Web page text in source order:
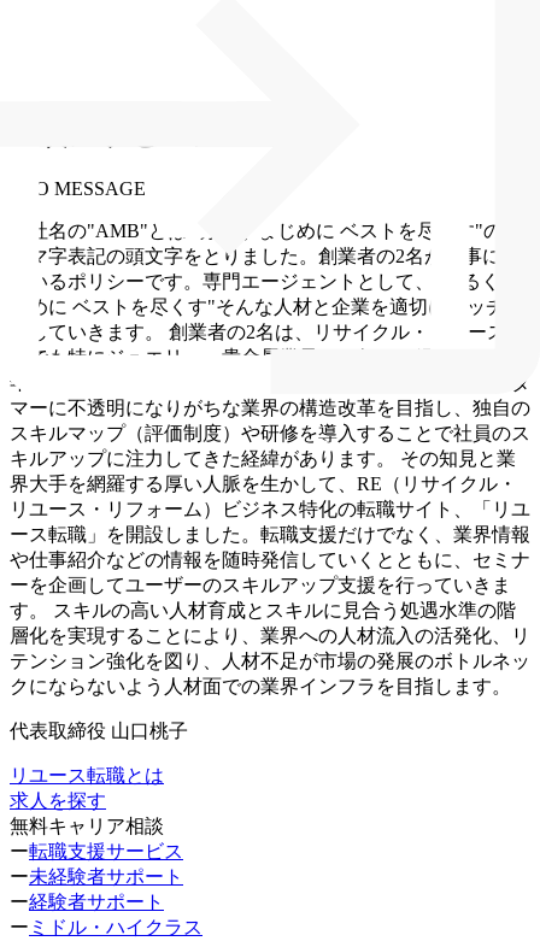
CEO MESSAGE
会社名の"AMB"とは"明るく まじめに ベストを尽くす"のロ
ーマ字表記の頭文字をとりました。創業者の2名が大事にし
ているポリシーです。専門エージェントとして、"明るく ま
じめに ベストを尽くす"そんな人材と企業を適切にマッチン
グしていきます。 創業者の2名は、リサイクル・リユースの
中でも特にジュエリー・貴金属業界に10年いた経営者と、6
年いた店長及び人事の経験者です。価格設定や相場がカスタ
マーに不透明になりがちな業界の構造改革を目指し、独自の
スキルマップ（評価制度）や研修を導入することで社員のス
キルアップに注力してきた経緯があります。 その知見と業
界大手を網羅する厚い人脈を生かして、RE（リサイクル・
リユース・リフォーム）ビジネス特化の転職サイト、「リユ
ース転職」を開設しました。転職支援だけでなく、業界情報
や仕事紹介などの情報を随時発信していくとともに、セミナ
ーを企画してユーザーのスキルアップ支援を行っていきま
す。
スキルの高い人材育成とスキルに見合う処遇水準の階
層化を実現することにより、業界への人材流入の活発化、リ
テンション強化を図り、人材不足が市場の発展のボトルネッ
クにならないよう人材面での業界インフラを目指します。
代表取締役 山口桃子
リユース転職とは
求人を探す
無料キャリア相談
ー転職支援サービス
ー未経験者サポート
ー経験者サポート
ー ミドル・ハイクラス